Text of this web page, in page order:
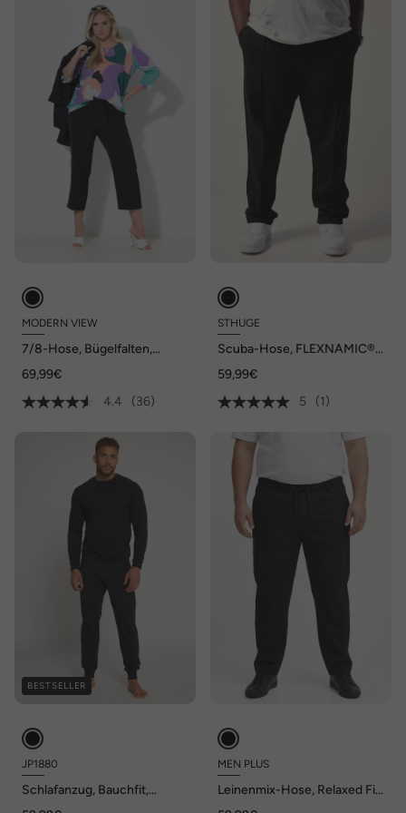
MODERN VIEW
7/8-Hose, Bügelfalten,
69,99€
4.4
(36)
STHUGE
Scuba-Hose, FLEXNAMIC®,
59,99€
5
(1)
BESTSELLER
JP1880
Schlafanzug, Bauchfit,
MEN PLUS
Leinenmix-Hose, Relaxed Fit,